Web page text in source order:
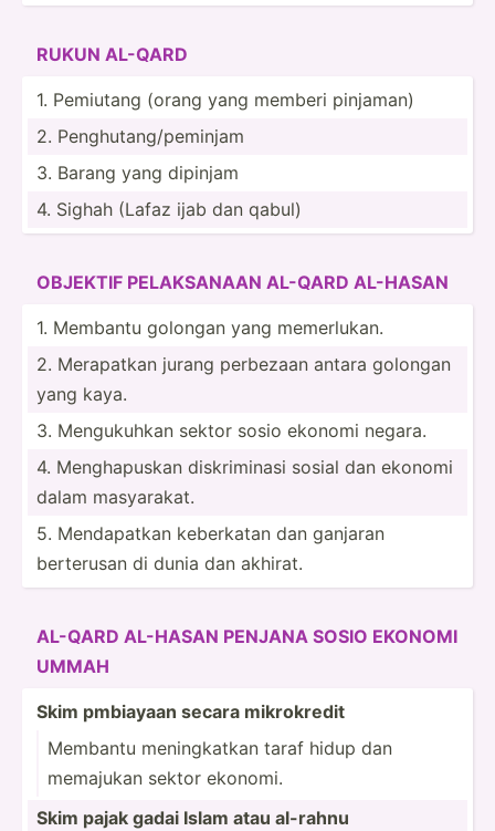
RUKUN AL-QARD
1. Pemi­utang (orang yang memberi pinjaman)
2. Peng­h­ut­­ang­­/p­e­m­in­jam
3. Barang yang dipinjam
4. Sighah (Lafaz ijab dan qabul)
OBJEKTIF PELAKS­­ANAAN AL-QARD AL-HASAN
1. Membantu golongan yang memerl­­ukan.
2. Merapatkan jurang perbezaan antara golongan
yang kaya.
3. Menguk­­uhkan sektor sosio ekonomi negara.
4. Mengha­puskan diskri­minasi sosial dan ekonomi
dalam masyar­akat.
5. Mendap­­atkan keberkatan dan ganjaran
berterusan di dunia dan akhirat.
AL-QARD AL-HASAN PENJANA SOSIO EKONOMI
UMMAH
Skim pmbiayaan secara mikrok­­redit
Membantu mening­katkan taraf hidup dan
memajukan sektor ekonomi.
Skim pajak gadai Islam atau al-rahnu